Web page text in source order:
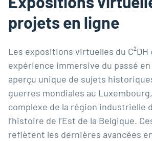
projets en ligne
Les expositions virtuelles du
expérience immersive du passé
aperçu unique de sujets
guerres mondiales au
complexe de la région industrielle
l’histoire de l’Est de la Belgique.
reflètent les dernières avancées